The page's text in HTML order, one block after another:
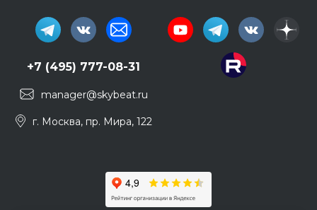
+7 (495) 777-08-31
manager@skybeat.ru
г. Москва, пр. Мира, 122